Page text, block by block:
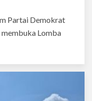
Partai Demokrat
Lomba